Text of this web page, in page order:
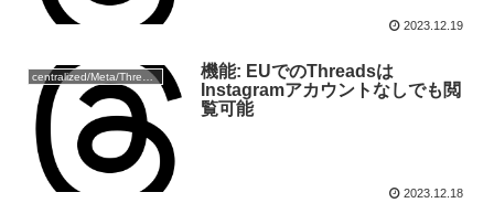
2023.12.19
centralized/Meta/Threads
機能: EUでのThreadsは
Instagramアカウントなしでも閲
覧可能
2023.12.18